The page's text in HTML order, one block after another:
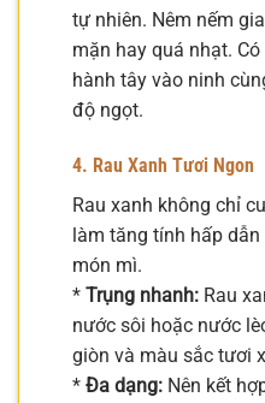
tự nhiên. Nêm nếm
mặn hay quá nhạt.
hành tây vào ninh
độ ngọt.
4. Rau Xanh Tươi Ngon
Rau xanh không chỉ
làm tăng tính hấp
món mì.
* Trụng nhanh: Rau
nước sôi hoặc nước
giòn và màu sắc tươi
* Đa dạng: Nên kết